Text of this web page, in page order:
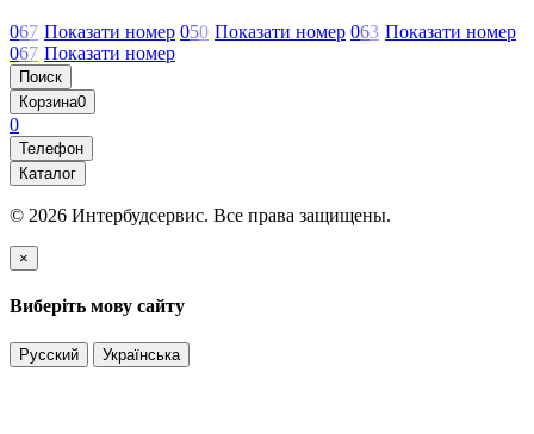
067 Показати номер 050 Показати номер 063 Показати номер
067 Показати номер
Поиск
Корзина0
0
Телефон
Каталог
© 2026 Интербудсервис. Все права защищены.
×
Виберіть мову сайту
Русский Українська